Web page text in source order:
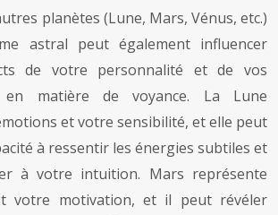
planètes (Lune, Mars, Vénus, etc.)
astral peut également influencer
de votre personnalité et de vos
en matière de voyance. La Lune
et votre sensibilité, et elle peut
à ressentir les énergies subtiles et
à votre intuition. Mars représente
votre motivation, et il peut révéler